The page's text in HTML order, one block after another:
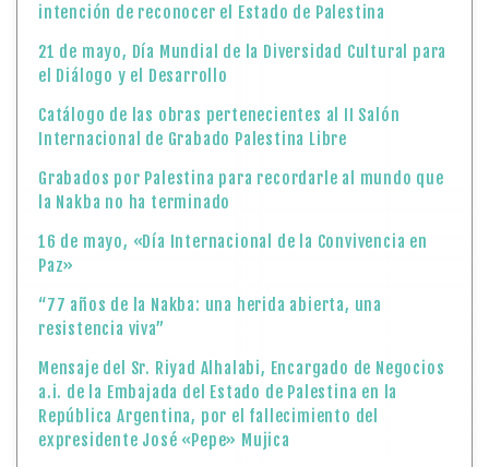
intención de reconocer el Estado de Palestina
21 de mayo, Día Mundial de la Diversidad Cultural para
el Diálogo y el Desarrollo
Catálogo de las obras pertenecientes al II Salón
Internacional de Grabado Palestina Libre
Grabados por Palestina para recordarle al mundo que
la Nakba no ha terminado
16 de mayo, «Día Internacional de la Convivencia en
Paz»
“77 años de la Nakba: una herida abierta, una
resistencia viva”
Mensaje del Sr. Riyad Alhalabi, Encargado de Negocios
a.i. de la Embajada del Estado de Palestina en la
República Argentina, por el fallecimiento del
expresidente José «Pepe» Mujica